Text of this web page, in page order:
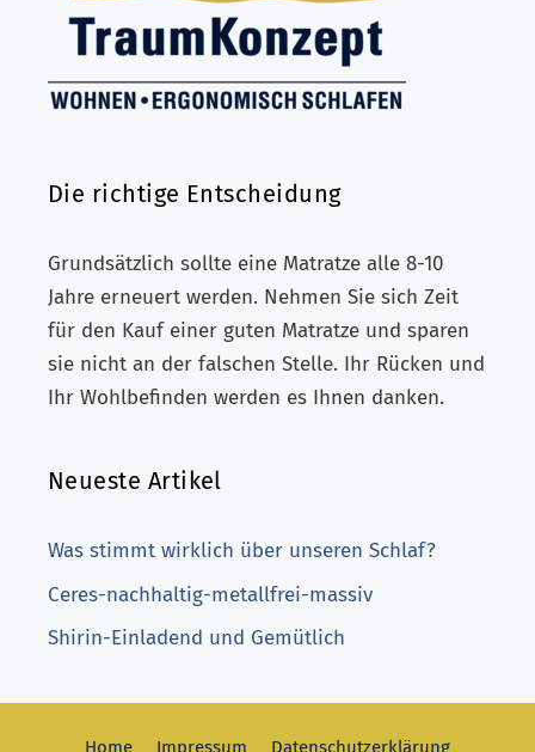
Die richtige Entscheidung
Grundsätzlich sollte eine Matratze alle 8-10
Jahre erneuert werden. Nehmen Sie sich Zeit
für den Kauf einer guten Matratze und sparen
sie nicht an der falschen Stelle. Ihr Rücken und
Ihr Wohlbefinden werden es Ihnen danken.
Neueste Artikel
Was stimmt wirklich über unseren Schlaf?
Ceres-nachhaltig-metallfrei-massiv
Shirin-Einladend und Gemütlich
Home Impressum Datenschutzerklärung